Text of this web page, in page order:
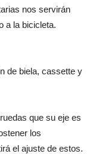
nos servirán
a la bicicleta.
de biela, cassette y
que su eje es
los
el ajuste de estos.